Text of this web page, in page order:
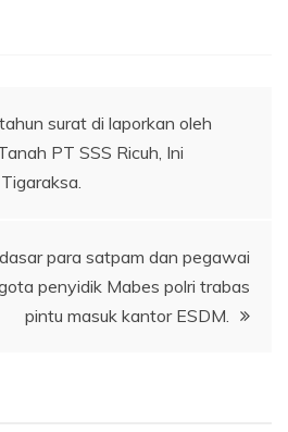
surat di laporkan oleh
PT SSS Ricuh, Ini
para satpam dan pegawai
penyidik Mabes polri trabas
pintu masuk kantor ESDM.